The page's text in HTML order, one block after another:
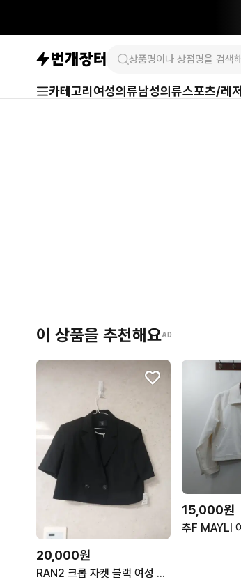
카테고리 여성의류남성의류스포츠/레저
이 상품을 추천해요AD
20,000원
RAN2 크롭 자켓 블랙 여성 새 옷
15,000원